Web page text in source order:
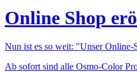
Online Shop
Nun ist es so weit: "Unser Online-
Ab sofort sind alle Osmo-Color